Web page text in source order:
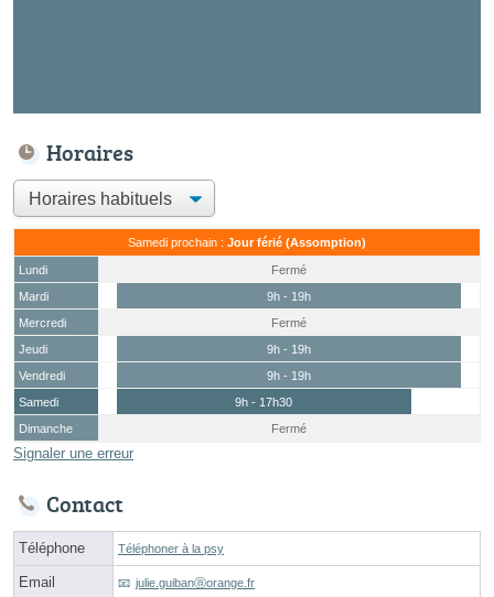
Horaires
Samedi prochain : Jour férié (Assomption)
Lundi
Fermé
Mardi
9h - 19h
Mercredi
Fermé
Jeudi
9h - 19h
Vendredi
9h - 19h
Samedi
9h - 17h30
Dimanche
Fermé
Signaler une erreur
Contact
Téléphone Téléphoner à la psy
Email julie.guibanⓐorange.fr